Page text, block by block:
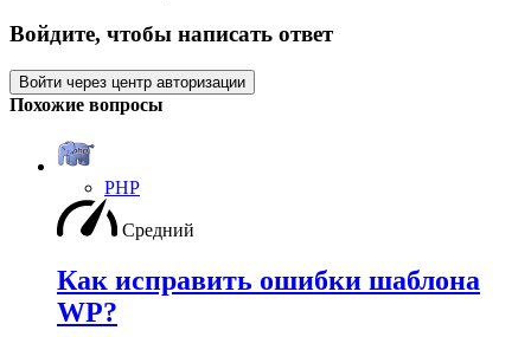
Войдите, чтобы написать ответ
Войти через центр авторизации
Похожие вопросы
PHP
Средний
Как исправить ошибки шаблона
WP?